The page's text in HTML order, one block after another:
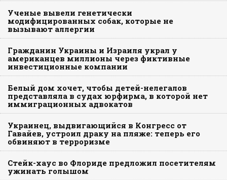
Ученые вывели генетически
модифицированных собак, которые не
вызывают аллергии
Гражданин Украины и Израиля украл у
американцев миллионы через фиктивные
инвестиционные компании
Белый дом хочет, чтобы детей-нелегалов
представляла в судах юрфирма, в которой нет
иммиграционных адвокатов
Украинец, выдвигающийся в Конгресс от
Гавайев, устроил драку на пляже: теперь его
обвиняют в терроризме
Стейк-хаус во Флориде предложил посетителям
ужинать голышом